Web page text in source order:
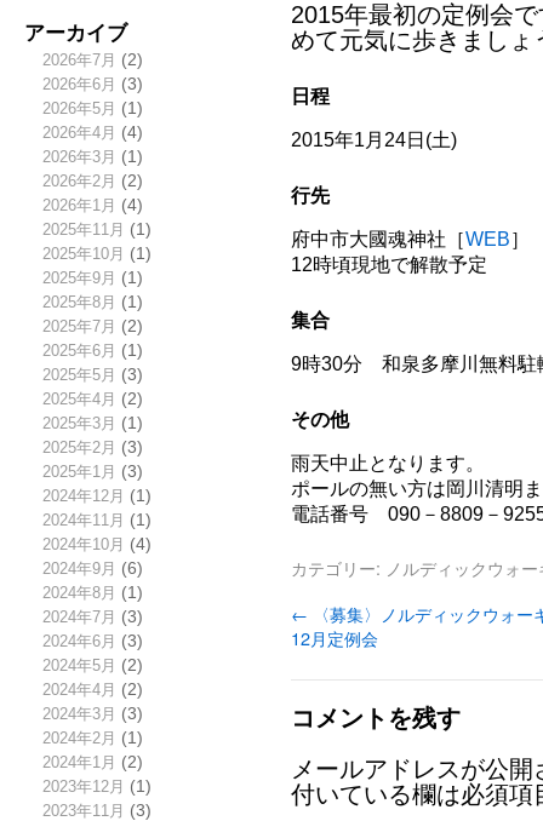
アーカイブ
2026年7月 (2)
2026年6月 (3)
2026年5月 (1)
2026年4月 (4)
2026年3月 (1)
2026年2月 (2)
2026年1月 (4)
2025年11月 (1)
2025年10月 (1)
2025年9月 (1)
2025年8月 (1)
2025年7月 (2)
2025年6月 (1)
2025年5月 (3)
2025年4月 (2)
2025年3月 (1)
2025年2月 (3)
2025年1月 (3)
2024年12月 (1)
2024年11月 (1)
2024年10月 (4)
2024年9月 (6)
2024年8月 (1)
2024年7月 (3)
2024年6月 (3)
2024年5月 (2)
2024年4月 (2)
2024年3月 (3)
2024年2月 (1)
2024年1月 (2)
2023年12月 (1)
2023年11月 (3)
2015年最初の定例会
めて元気に歩きましょ
日程
2015年1月24日(土)
行先
府中市大國魂神社［WEB］
12時頃現地で解散予定
集合
9時30分 和泉多摩川無料駐
その他
雨天中止となります。
ポールの無い方は岡川清明
電話番号 090－8809－
カテゴリー: ノルディックウォ
← 〈募集〉ノルディックウォー
12月定例会
コメントを残す
メールアドレスが公
付いている欄は必須項